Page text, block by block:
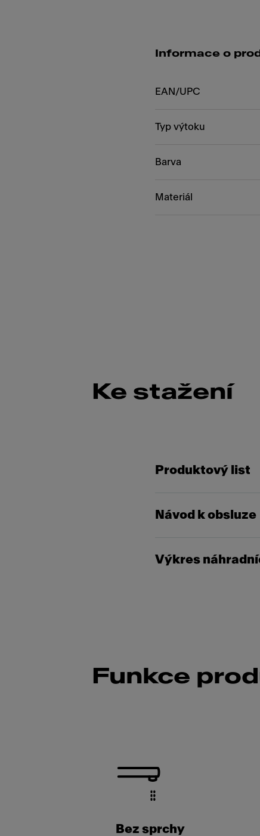
Informace o
EAN/UPC
Typ výtoku
Barva
Materiál
Ke stažení
Produktový list
Návod k obsluze
Výkres
Funkce
Bez sprchy